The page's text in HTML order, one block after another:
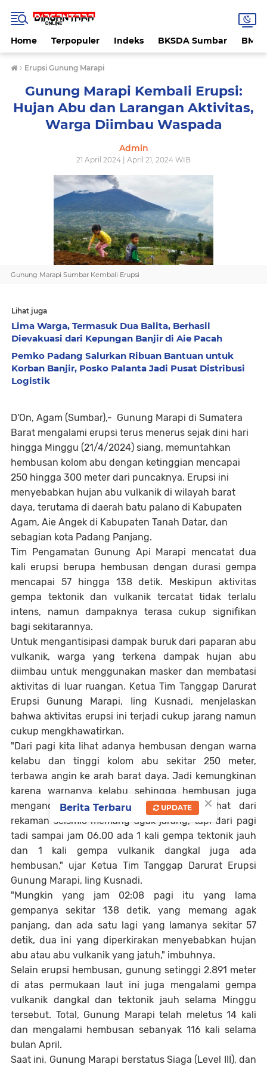
Home Terpopuler Indeks BKSDA Sumbar
› Erupsi Gunung Marapi
Gunung Marapi Kembali Erupsi:
Hujan Abu dan Larangan Aktivitas,
Warga Diimbau Waspada
Admin
21 April 2024 | April 21, 2024 WIB
Gunung Marapi Sumbar Kembali Erupsi
Lihat juga
Lima Warga, Termasuk Dua Balita, Berhasil
Dievakuasi dari Kepungan Banjir di Aie Pacah
Pemko Padang Salurkan Ribuan Bantuan untuk
Korban Banjir, Posko Palanta Jadi Pusat Distribusi
Logistik
D'On, Agam (Sumbar),- Gunung Marapi di Sumatera
Barat mengalami erupsi terus menerus sejak dini hari
hingga Minggu (21/4/2024) siang, memuntahkan
hembusan kolom abu dengan ketinggian mencapai
250 hingga 300 meter dari puncaknya. Erupsi ini
menyebabkan hujan abu vulkanik di wilayah barat
daya, terutama di daerah batu palano di Kabupaten
Agam, Aie Angek di Kabupaten Tanah Datar, dan
sebagian kota Padang Panjang.
Tim Pengamatan Gunung Api Marapi mencatat dua
kali erupsi berupa hembusan dengan durasi gempa
mencapai 57 hingga 138 detik. Meskipun aktivitas
gempa tektonik dan vulkanik tercatat tidak terlalu
intens, namun dampaknya terasa cukup signifikan
bagi sekitarannya.
Untuk mengantisipasi dampak buruk dari paparan abu
vulkanik, warga yang terkena dampak hujan abu
diimbau untuk menggunakan masker dan membatasi
aktivitas di luar ruangan. Ketua Tim Tanggap Darurat
Erupsi Gunung Marapi, Iing Kusnadi, menjelaskan
bahwa aktivitas erupsi ini terjadi cukup jarang namun
cukup mengkhawatirkan.
"Dari pagi kita lihat adanya hembusan dengan warna
kelabu dan tinggi kolom abu sekitar 250 meter,
terbawa angin ke arah barat daya. Jadi kemungkinan
karena warnanya kelabu sehingga hembusan juga
mengandung material abu. Kalau kita lihat dari
rekaman seismic memang agak jarang, tapi dari pagi
tadi sampai jam 06.00 ada 1 kali gempa tektonik jauh
dan 1 kali gempa vulkanik dangkal juga ada
hembusan," ujar Ketua Tim Tanggap Darurat Erupsi
Gunung Marapi, Iing Kusnadi.
"Mungkin yang jam 02:08 pagi itu yang lama
gempanya sekitar 138 detik, yang memang agak
panjang, dan ada satu lagi yang lamanya sekitar 57
detik, dua ini yang diperkirakan menyebabkan hujan
abu atau abu vulkanik yang jatuh," imbuhnya.
Selain erupsi hembusan, gunung setinggi 2.891 meter
di atas permukaan laut ini juga mengalami gempa
vulkanik dangkal dan tektonik jauh selama Minggu
tersebut. Total, Gunung Marapi telah meletus 14 kali
dan mengalami hembusan sebanyak 116 kali selama
bulan April.
Saat ini, Gunung Marapi berstatus Siaga (Level III), dan
×
Berita Terbaru UPDATE